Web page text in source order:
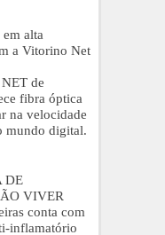
em alta
a Vitorino Net
de
fibra óptica
na velocidade
mundo digital.
DE
VIVER
conta com
inflamatório